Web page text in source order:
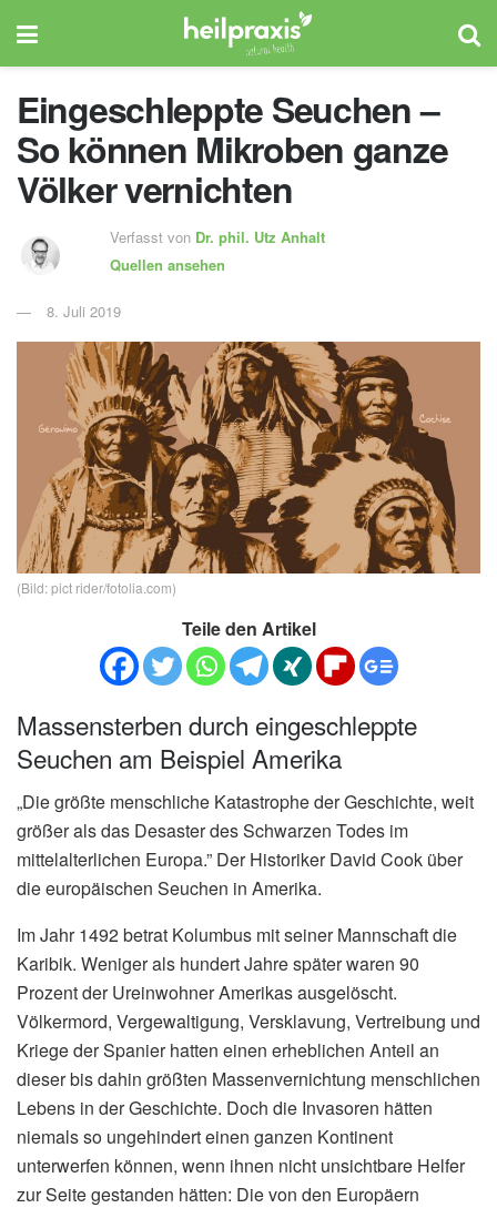
Eingeschleppte Seuchen –
So können Mikroben ganze
Völker vernichten
Verfasst von Dr. phil. Utz Anhalt
Quellen ansehen
8. Juli 2019
(Bild: pict rider/fotolia.com)
Teile den Artikel
Massensterben durch eingeschleppte
Seuchen am Beispiel Amerika
„Die größte menschliche Katastrophe der Geschichte, weit
größer als das Desaster des Schwarzen Todes im
mittelalterlichen Europa.” Der Historiker David Cook über
die europäischen Seuchen in Amerika.
Im Jahr 1492 betrat Kolumbus mit seiner Mannschaft die
Karibik. Weniger als hundert Jahre später waren 90
Prozent der Ureinwohner Amerikas ausgelöscht.
Völkermord, Vergewaltigung, Versklavung, Vertreibung und
Kriege der Spanier hatten einen erheblichen Anteil an
dieser bis dahin größten Massenvernichtung menschlichen
Lebens in der Geschichte. Doch die Invasoren hätten
niemals so ungehindert einen ganzen Kontinent
unterwerfen können, wenn ihnen nicht unsichtbare Helfer
zur Seite gestanden hätten: Die von den Europäern